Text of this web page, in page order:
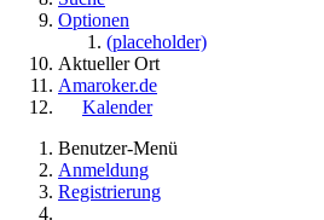
Optionen
(placeholder)
Aktueller Ort
Amaroker.de
Kalender
Benutzer-Menü
Anmeldung
Registrierung